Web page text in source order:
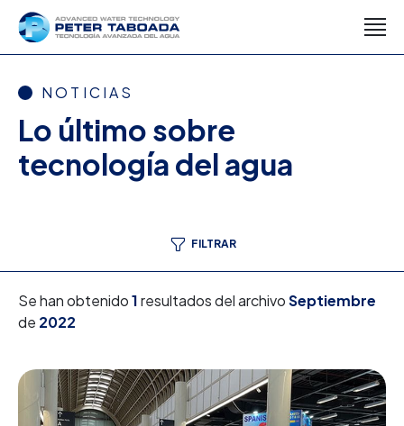
NOTICIAS
Lo último sobre
tecnología del agua
FILTRAR
Se han obtenido1resultados del archivoSeptiembre
de 2022